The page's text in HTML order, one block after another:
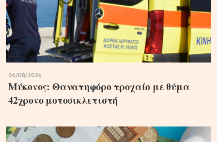
06/08/2026
Μύκονος: Θανατηφόρο τροχαίο με θύμα
42χρονο μοτοσικλετιστή